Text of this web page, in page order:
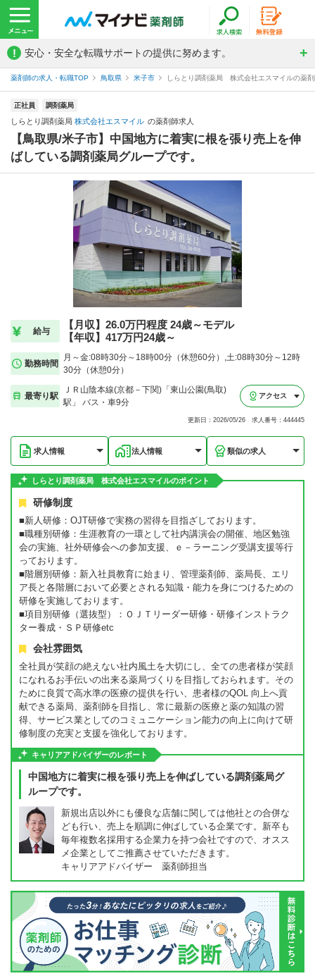
! 安心・安全な転職サポートの提供に努めます。
薬剤師の求人・転職TOP 鳥取県 米子市 しらとり調剤薬局 株式会社エスマイルの薬
正社員 調剤薬局
しらとり調剤薬局 株式会社エスマイル の薬剤師求人
【鳥取県/米子市】中国地方に着実に根を張り売上を伸
ばしている調剤薬局グループです。
給与
【月収】26.0万円程度 24歳～モデル
【年収】417万円24歳～
勤務時間
月～金:08時30分～18時00分（休憩60分）,土:08時30分～12時
30分（休憩0分）
最寄り駅
ＪＲ山陰本線(京都－下関)「東山公園(鳥取)
駅」 バス・車9分
アクセス
更新日：2026/05/26 求人番号：444445
求人情報 法人情報 類似の求人
しらとり調剤薬局 株式会社エスマイルのポイント
研修制度
■新人研修：OJT研修で実務の習得を目指ざしております。
■職種別研修：生涯教育の一環として社内講演会の開催、地区勉強
会の実施、社外研修会への参加支援、ｅ－ラーニング受講支援等行
っております。
■階層別研修：新入社員教育に始まり、管理薬剤師、薬局長、エリ
ア長と各階層において必要とされる知識・能力を身につけるための
研修を実施しております。
■項目別研修（選抜型）：ＯＪＴリーダー研修・研修インストラク
ター養成・ＳＰ研修etc
会社雰囲気
全社員が笑顔の絶えない社内風土を大切にし、全ての患者様が笑顔
になれるお手伝いの出来る薬局づくりを目指しておられます。その
ために良質で高水準の医療の提供を行い、患者様のQOL 向上へ貢
献できる薬局、薬剤師を目指し、常に最新の医療と薬の知識の習
得、サービス業としてのコミュニケーション能力の向上に向けて研
修制度の充実と支援を強化しております。
キャリアアドバイザーのレポート
中国地方に着実に根を張り売上を伸ばしている調剤薬局グ
ループです。
新規出店以外にも優良な店舗に関しては他社との合併な
ども行い、売上を順調に伸ばしている企業です。新卒も
毎年複数名採用する企業力を持つ会社ですので、オスス
メ企業としてご推薦させていただきます。
キャリアアドバイザー 薬剤師担当